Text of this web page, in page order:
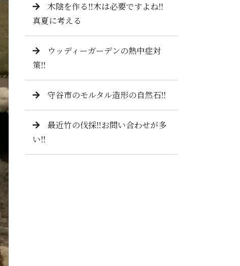
木陰を作る‼️木は必要ですよね‼️
真夏に考える
ウッディーガーデンの熱中症対
策‼️
守谷市のモルタル造形の自然石‼️
最近竹の伐採‼️お問い合わせが多
い‼️